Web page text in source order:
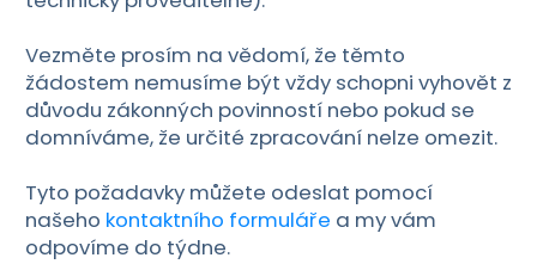
Vezměte prosím na vědomí, že těmto
žádostem nemusíme být vždy schopni vyhovět z
důvodu zákonných povinností nebo pokud se
domníváme, že určité zpracování nelze omezit.
Tyto požadavky můžete odeslat pomocí
našeho kontaktního formuláře a my vám
odpovíme do týdne.